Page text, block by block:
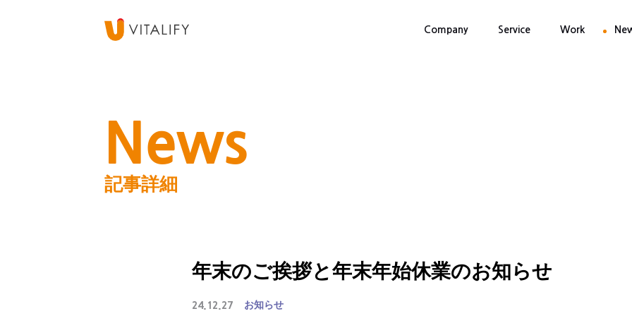
Company Service Work
News
記事詳細
年末のご挨拶と年末年始休業のお知らせ
24.12.27 お知らせ